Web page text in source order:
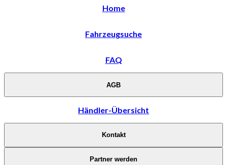
Home
Fahrzeugsuche
FAQ
AGB
Händler-Übersicht
Kontakt
Partner werden